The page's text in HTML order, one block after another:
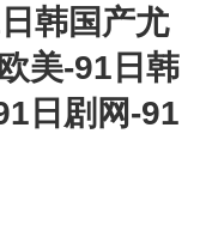
韩国产尤
美-91日韩
日剧网-91